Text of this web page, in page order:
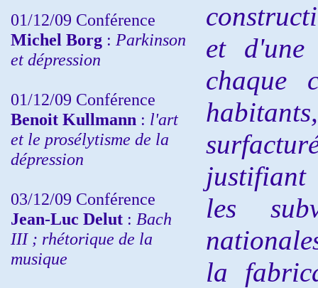
01/12/09 Conférence
Michel Borg : Parkinson
et dépression
01/12/09 Conférence
Benoit Kullmann : l'art
et le prosélytisme de la
dépression
03/12/09 Conférence
Jean-Luc Delut : Bach
III ; rhétorique de la
musique
et d'une
chaque
justifiant
les
la